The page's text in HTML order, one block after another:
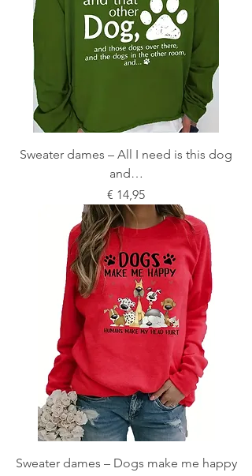
Sweater dames – All I need is this dog
and…
Prijs
€ 14,95
Sweater dames – Dogs make me happy